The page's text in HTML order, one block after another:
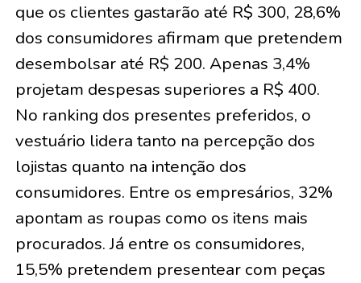
que os clientes gastarão até R$ 300, 28,6%
dos consumidores afirmam que pretendem
desembolsar até R$ 200. Apenas 3,4%
projetam despesas superiores a R$ 400.
No ranking dos presentes preferidos, o
vestuário lidera tanto na percepção dos
lojistas quanto na intenção dos
consumidores. Entre os empresários, 32%
apontam as roupas como os itens mais
procurados. Já entre os consumidores,
15,5% pretendem presentear com peças